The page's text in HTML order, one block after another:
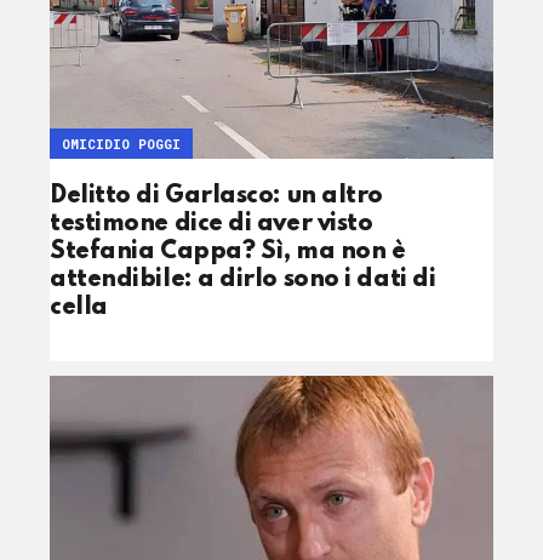
Delitto di Garlasco: un altro
testimone dice di aver visto
Stefania Cappa? Sì, ma non è
attendibile: a dirlo sono i dati di
cella
OMICIDIO POGGI